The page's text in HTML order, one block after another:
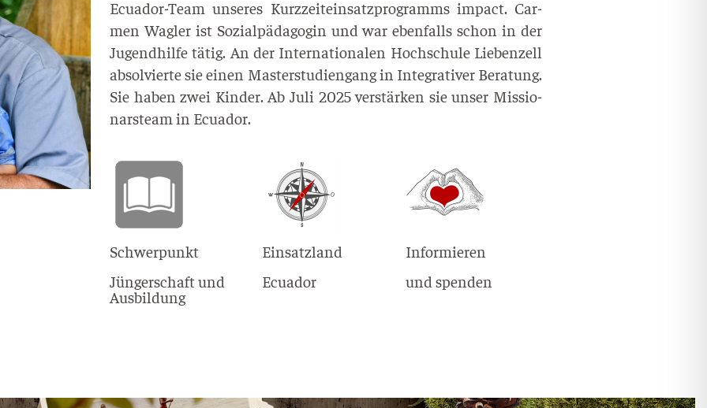
Ecua­dor-Team unse­res Kurz­zeit­ein­satz­pro­gramms impact. Car­
men Wag­ler ist Sozi­al­päd­ago­gin und war eben­falls schon in der
Jugend­hil­fe tätig. An der Inter­na­tio­na­len Hoch­schu­le Lie­ben­zell
absol­vier­te sie einen Mas­ter­stu­di­en­gang in Inte­gra­ti­ver Bera­tung.
Sie haben zwei Kin­der. Ab Juli 2025 ver­stär­ken sie unser Mis­sio­
nars­team in Ecuador.
Schwerpunkt
Jüngerschaft und
Ausbildung
Einsatzland
Ecuador
Informieren
und spenden